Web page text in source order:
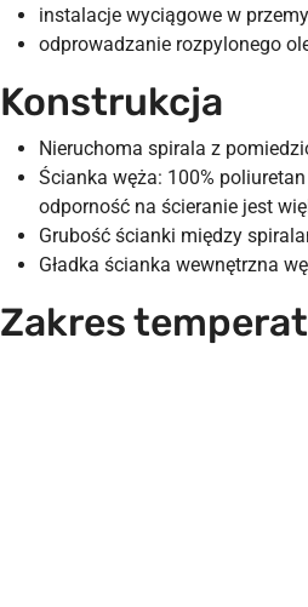
instalacje wyciągowe w
odprowadzanie rozpylonego
Konstrukcja
Nieruchoma spirala z
Ścianka węża: 100%
odporność na ścieranie jest
Grubość ścianki między
Gładka ścianka wewnętrzna
Zakres